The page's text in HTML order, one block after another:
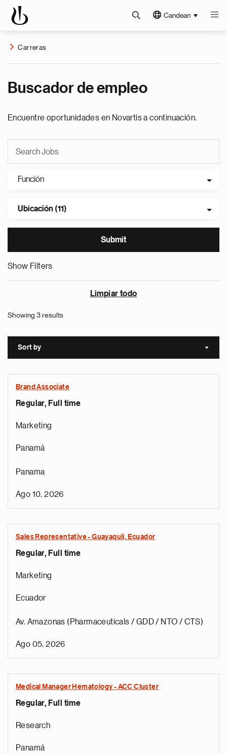
Candean
Carreras
Buscador de empleo
Encuentre oportunidades en Novartis a continuación.
Función
Ubicación (11)
Show Filters
Limpiar todo
Showing 3 results
Sort by Sort
Brand Associate
Regular, Full time
Marketing
Panamá
Panama
Ago 10, 2026
Sales Representative - Guayaquil, Ecuador
Regular, Full time
Marketing
Ecuador
Av. Amazonas (Pharmaceuticals / GDD / NTO / CTS)
Ago 05, 2026
Medical Manager Hematology - ACC Cluster
Regular, Full time
Research
Panamá